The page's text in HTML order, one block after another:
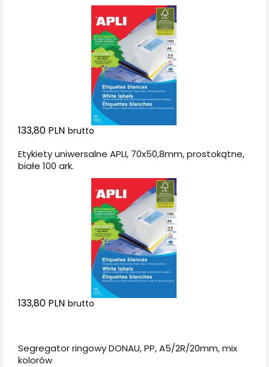
133,80 PLN brutto
Etykiety uniwersalne APLI, 70x50,8mm, prostokątne,
białe 100 ark.
133,80 PLN brutto
Segregator ringowy DONAU, PP, A5/2R/20mm, mix
kolorów